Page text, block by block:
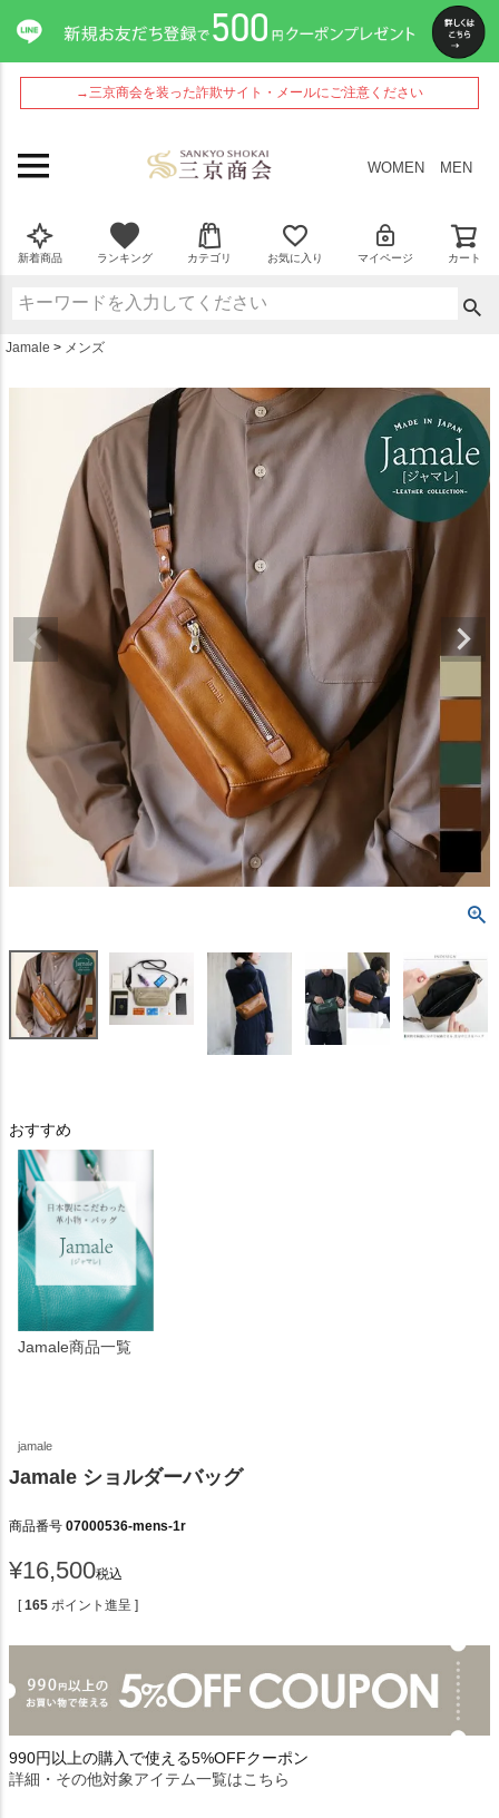
→三京商会を装った詐欺サイト・メールにご注意ください
WOMEN MEN
新着商品 ランキング カテゴリ お気に入り マイページ カート
Jamale メンズ
おすすめ
Jamale商品一覧
jamale
Jamale ショルダーバッグ
商品番号 07000536-mens-1r
¥16,500税込
[ 165 ポイント進呈 ]
990円以上の購入で使える5%OFFクーポン
詳細・その他対象アイテム一覧はこちら
ペー
ジト
ップ
へ